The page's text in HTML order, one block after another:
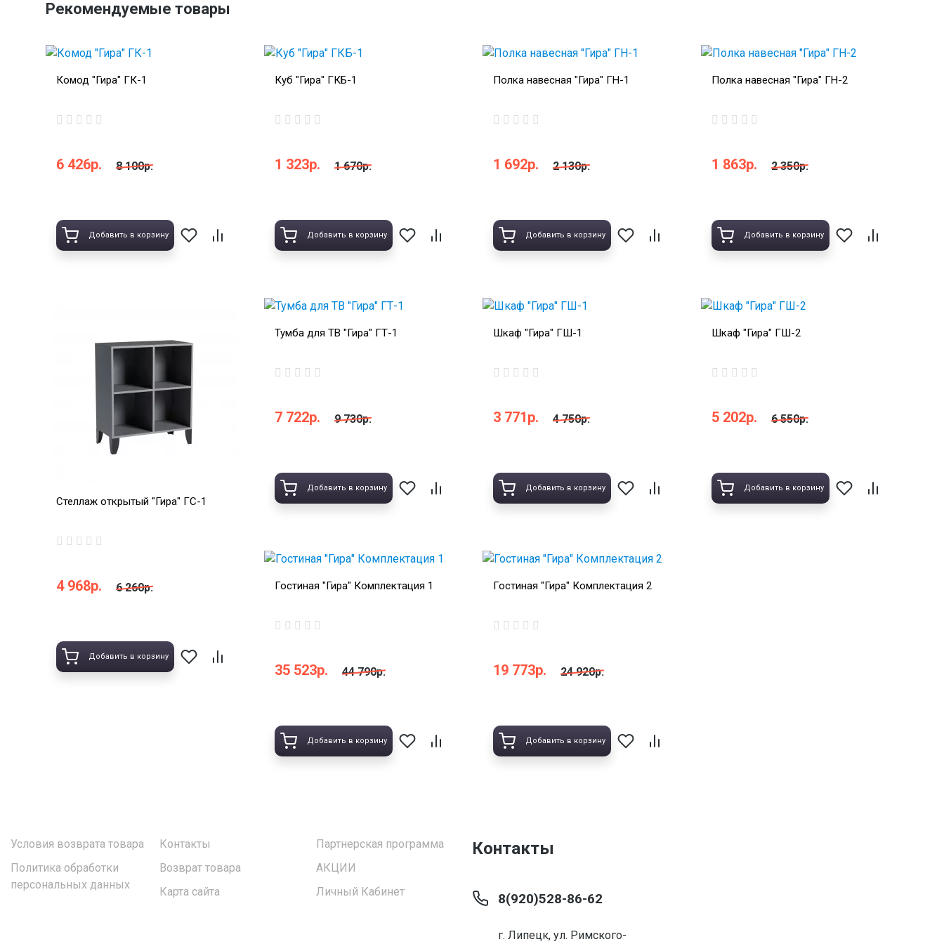
Рекомендуемые товары
Комод "Гира" ГК-1
6 426р. 8 100р.
Добавить в корзину
Куб "Гира" ГКБ-1
1 323р. 1 670р.
Добавить в корзину
Полка навесная "Гира" ГН-1
1 692р. 2 130р.
Добавить в корзину
Полка навесная "Гира" ГН-2
1 863р. 2 350р.
Добавить в корзину
Стеллаж открытый "Гира" ГС-1
4 968р. 6 260р.
Добавить в корзину
Тумба для ТВ "Гира" ГТ-1
7 722р. 9 730р.
Добавить в корзину
Шкаф "Гира" ГШ-1
3 771р. 4 750р.
Добавить в корзину
Шкаф "Гира" ГШ-2
5 202р. 6 550р.
Добавить в корзину
Гостиная "Гира" Комплектация 1
35 523р. 44 790р.
Добавить в корзину
Гостиная "Гира" Комплектация 2
19 773р. 24 920р.
Добавить в корзину
Условия возврата товара
Политика обработки
персональных данных
Контакты
Возврат товара
Карта сайта
Партнерская программа
АКЦИИ
Личный Кабинет
Контакты
8(920)528-86-62
г. Липецк, ул. Римского-